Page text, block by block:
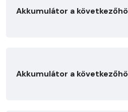
Akkumulátor a
Akkumulátor a